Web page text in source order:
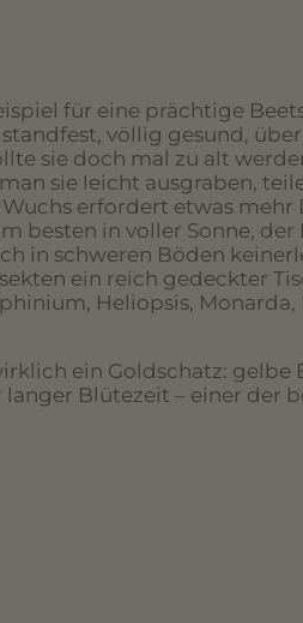
für eine prächtige
völlig gesund,
sie doch mal zu alt
sie leicht ausgraben,
erfordert etwas mehr
besten in voller Sonne,
in schweren Böden
ein reich gedeckter
Heliopsis, Monarda,
ein Goldschatz: gelbe
Blütezeit – einer der